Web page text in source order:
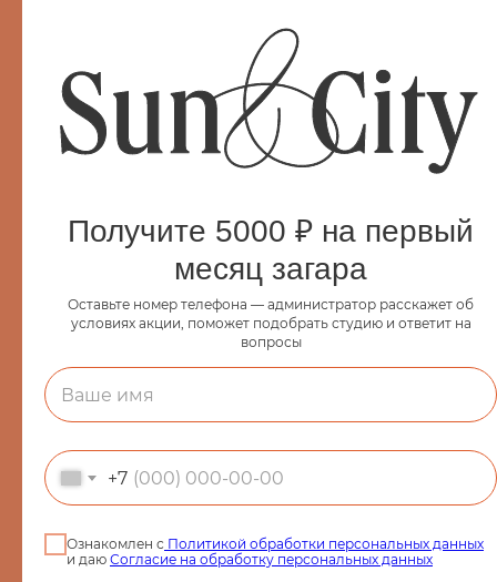
нужно время на восстановление
Читайте также:
Загар при куперозе, акне и пигментации — можно ли в
солярий?
Политика использования cookie-
файлов
персональных данных
Положение о подарочных
сертификатах и
Make up
LPG-массаж
Массаж
Косметология
Парикмахерский зал
Солярий
Получите 5000 ₽ на первый
месяц загара
Оставьте номер телефона — администратор расскажет об
условиях акции, поможет подобрать студию и ответит на
вопросы
+7
Ознакомлен с Политикой обработки персональных данных
и даю Согласие на обработку персональных данных